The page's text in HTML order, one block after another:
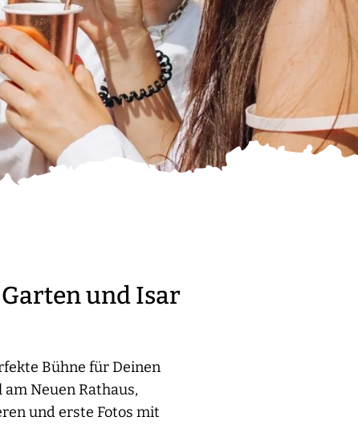
und Isar
Bühne für Deinen
Neuen Rathaus,
und erste Fotos mit